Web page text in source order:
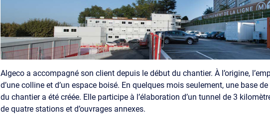
Algeco a accompagné son client depuis le début du chantier. À l’origine,
d’une colline et d’un espace boisé. En quelques mois seulement, une base
du chantier a été créée. Elle participe à l’élaboration d’un tunnel de 3
de quatre stations et d’ouvrages annexes.